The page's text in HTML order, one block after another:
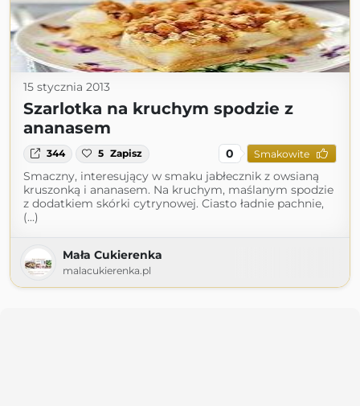
15 stycznia 2013
Szarlotka na kruchym spodzie z
ananasem
344 5 Zapisz 0 Smakowite
Smaczny, interesujący w smaku jabłecznik z owsianą
kruszonką i ananasem. Na kruchym, maślanym spodzie
z dodatkiem skórki cytrynowej. Ciasto ładnie pachnie,
(...)
Mała Cukierenka
malacukierenka.pl